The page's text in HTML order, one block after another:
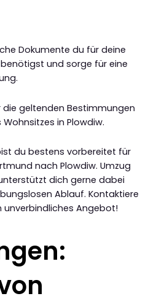
Dokumente du für deine
und sorge für eine
geltenden Bestimmungen
in Plowdiw.
du bestens vorbereitet für
nach Plowdiw. Umzug
dich gerne dabei
Ablauf. Kontaktiere
unverbindliches Angebot!